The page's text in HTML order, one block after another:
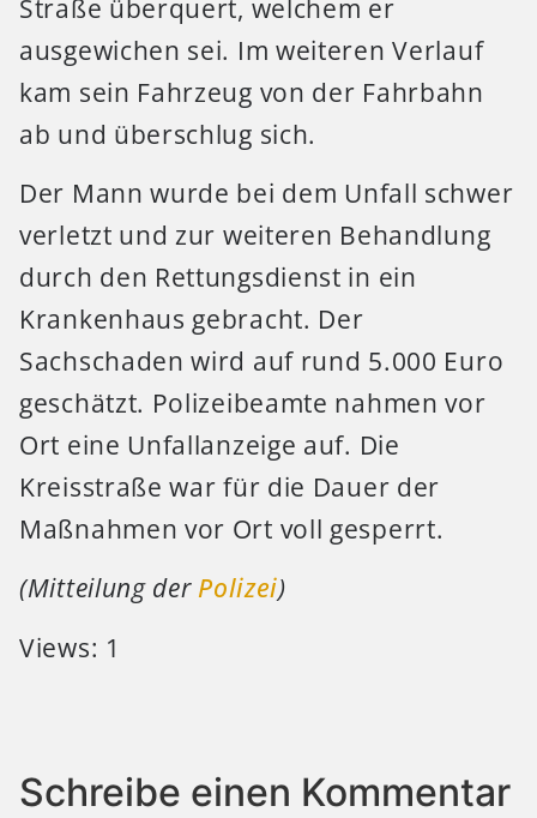
Straße überquert, welchem er
ausgewichen sei. Im weiteren Verlauf
kam sein Fahrzeug von der Fahrbahn
ab und überschlug sich.
Der Mann wurde bei dem Unfall schwer
verletzt und zur weiteren Behandlung
durch den Rettungsdienst in ein
Krankenhaus gebracht. Der
Sachschaden wird auf rund 5.000 Euro
geschätzt. Polizeibeamte nahmen vor
Ort eine Unfallanzeige auf. Die
Kreisstraße war für die Dauer der
Maßnahmen vor Ort voll gesperrt.
(Mitteilung der Polizei)
Views: 1
Schreibe einen Kommentar